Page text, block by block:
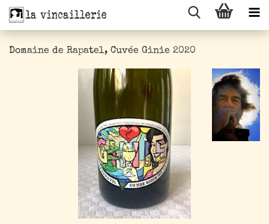
Domaine de Rapatel, Cuvée Ginie 2020